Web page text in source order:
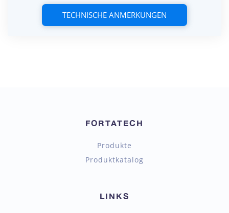
TECHNISCHE ANMERKUNGEN
FORTATECH
Produkte
Produktkatalog
LINKS